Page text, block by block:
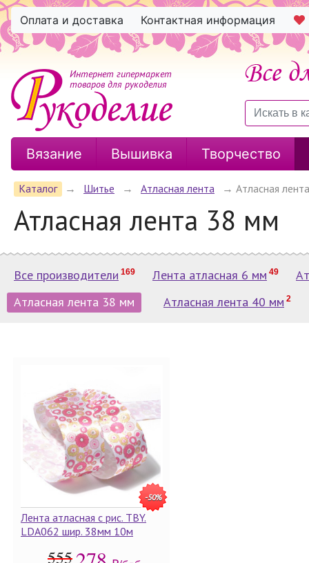
Оплата и доставка Контактная информация
Интернет гипермаркет
товаров для рукоделия
Вязание Вышивка Творчество
Каталог → Шитье → Атласная лента → Атласная
Атласная лента 38 мм
Все производители 169 Лента атласная 6 мм 49
Атласная лента 38 мм
Атласная лента 40 мм 2
-50%
Лента атласная с рис. TBY.
LDA062 шир. 38мм 10м
555